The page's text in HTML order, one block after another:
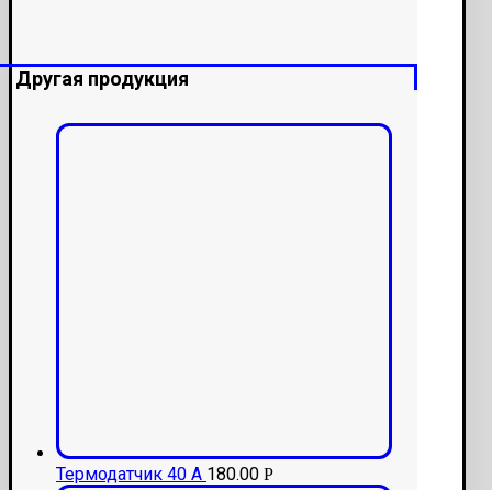
Другая продукция
Термодатчик 40 А 180.00 Р